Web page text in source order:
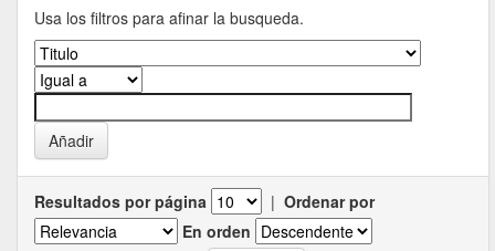
Usa los filtros para afinar la busqueda.
Resultados por página | Ordenar por
En orden